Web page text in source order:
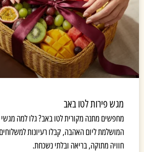
מגש פירות לטו באב
מחפשים מתנה מקורית לטו באב? גלו למה מגשי
המושלמת ליום האהבה, קבלו רעיונות למשלוחים
חוויה מתוקה, בריאה ובלתי נשכחת.